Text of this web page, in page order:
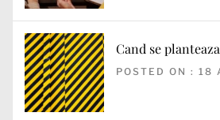
Cand se
POSTED ON : 18